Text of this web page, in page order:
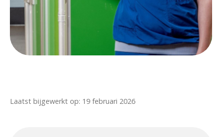
Laatst bijgewerkt op: 19 februari 2026